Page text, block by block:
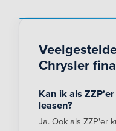
Chrysler
Kan ik als
leasen?
Ja. Ook als ZZP'er